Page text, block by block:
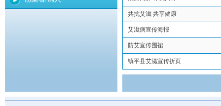
共抗艾滋 共享健康
艾滋病宣传海报
防艾宣传围裙
镇平县艾滋宣传折页